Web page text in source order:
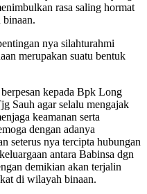
rasa saling hormat
binaan.
nya silahturahmi
merupakan suatu bentuk
kepada Bpk Long
Sauh agar selalu mengajak
keamanan serta
dengan adanya
seterus nya tercipta hubungan
antara Babinsa dgn
demikian akan terjalin
di wilayah binaan.